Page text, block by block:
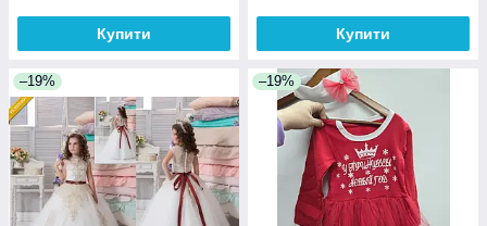
Купити Купити
–19% –19%